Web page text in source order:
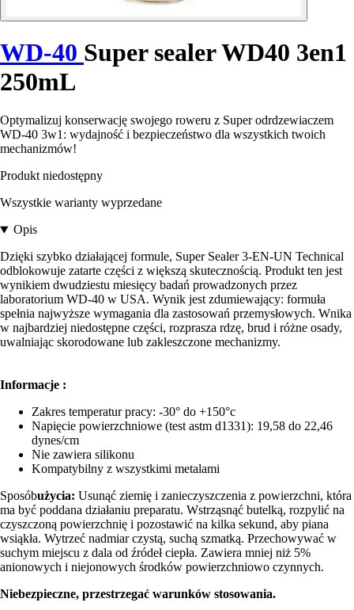
WD-40 Super sealer WD40 3en1
250mL
Optymalizuj konserwację swojego roweru z Super odrdzewiaczem
WD-40 3w1: wydajność i bezpieczeństwo dla wszystkich twoich
mechanizmów!
Produkt niedostępny
Wszystkie warianty wyprzedane
Opis
Dzięki szybko działającej formule, Super Sealer 3-EN-UN Technical
odblokowuje zatarte części z większą skutecznością. Produkt ten jest
wynikiem dwudziestu miesięcy badań prowadzonych przez
laboratorium WD-40 w USA. Wynik jest zdumiewający: formuła
spełnia najwyższe wymagania dla zastosowań przemysłowych. Wnika
w najbardziej niedostępne części, rozprasza rdzę, brud i różne osady,
uwalniając skorodowane lub zakleszczone mechanizmy.
Informacje :
Zakres temperatur pracy: -30° do +150°c
Napięcie powierzchniowe (test astm d1331): 19,58 do 22,46
dynes/cm
Nie zawiera silikonu
Kompatybilny z wszystkimi metalami
Sposóbużycia: Usunąć ziemię i zanieczyszczenia z powierzchni, która
ma być poddana działaniu preparatu. Wstrząsnąć butelką, rozpylić na
czyszczoną powierzchnię i pozostawić na kilka sekund, aby piana
wsiąkła. Wytrzeć nadmiar czystą, suchą szmatką. Przechowywać w
suchym miejscu z dala od źródeł ciepła. Zawiera mniej niż 5%
anionowych i niejonowych środków powierzchniowo czynnych.
Niebezpieczne, przestrzegać warunków stosowania.